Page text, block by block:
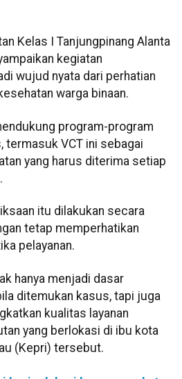
Kelas I Tanjungpinang Alanta
kegiatan
wujud nyata dari perhatian
warga binaan.
program-program
termasuk VCT ini sebagai
yang harus diterima setiap
itu dilakukan secara
tetap memperhatikan
pelayanan.
hanya menjadi dasar
ditemukan kasus, tapi juga
kualitas layanan
yang berlokasi di ibu kota
(Kepri) tersebut.